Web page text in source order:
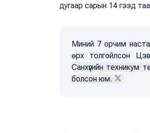
дугаар сарын 14 гээд
Миний 7 орчим
өрх толгойлсон
Санхүүгийн
болсон юм.